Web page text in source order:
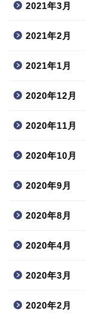
2021年3月
2021年2月
2021年1月
2020年12月
2020年11月
2020年10月
2020年9月
2020年8月
2020年4月
2020年3月
2020年2月